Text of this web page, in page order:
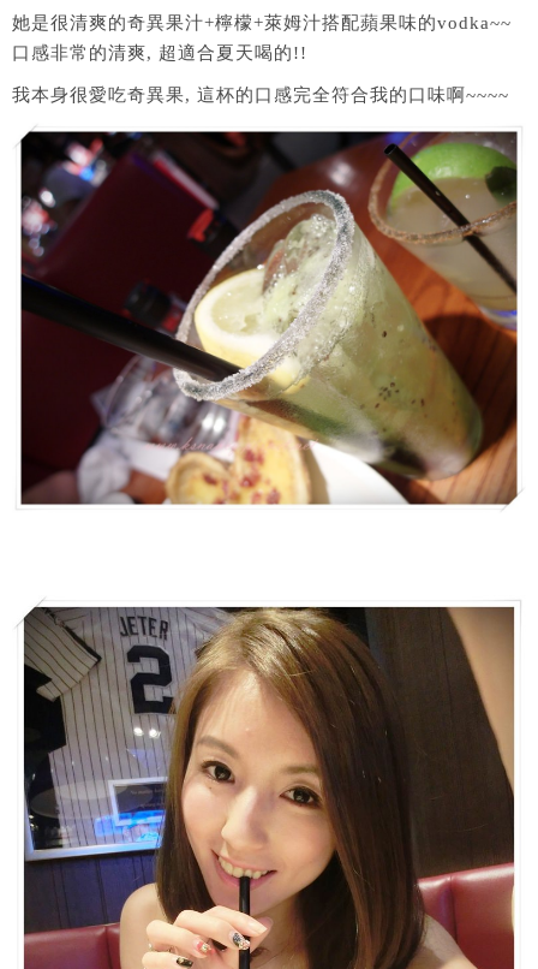
她是很清爽的奇異果汁+檸檬+萊姆汁搭配蘋果味的vodka~~
口感非常的清爽, 超適合夏天喝的!!
我本身很愛吃奇異果, 這杯的口感完全符合我的口味啊~~~~